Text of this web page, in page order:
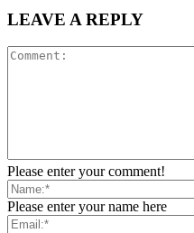
LEAVE A REPLY
Please enter your comment!
Please enter your name here